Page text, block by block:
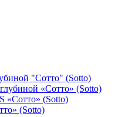
"Сотто" (Sotto)
«Сотто» (Sotto)
«Сотто» (Sotto)
(Sotto)